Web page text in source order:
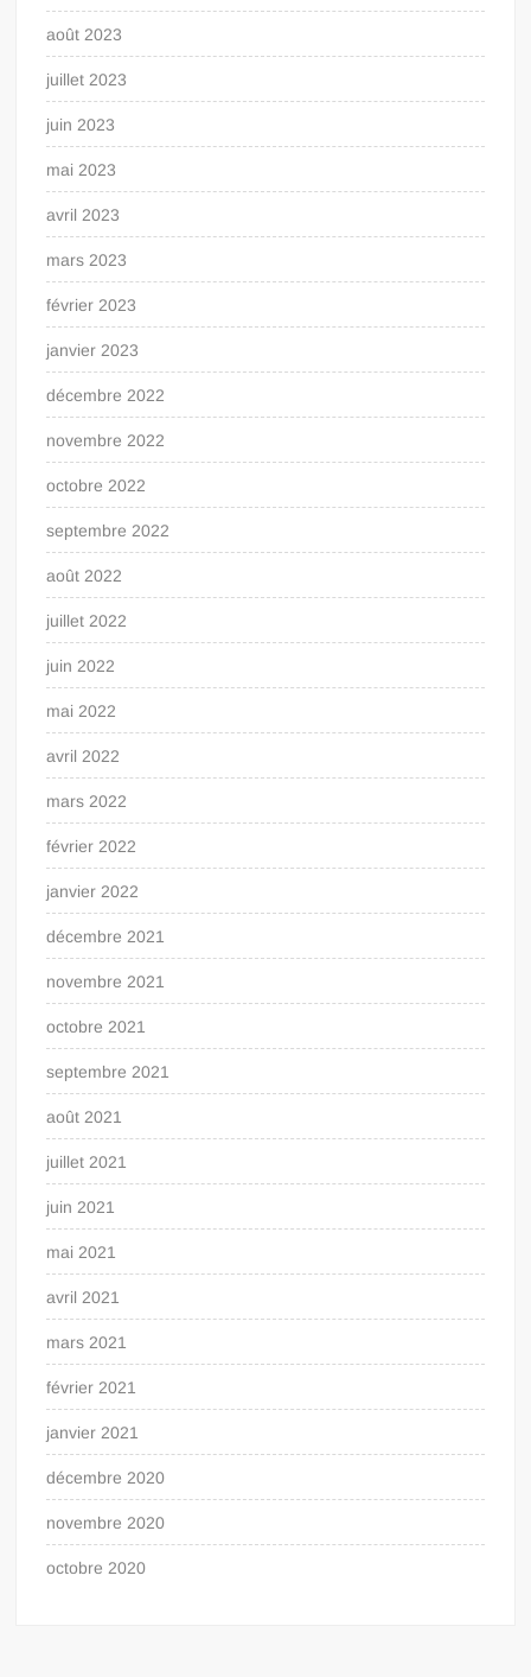
août 2023
juillet 2023
juin 2023
mai 2023
avril 2023
mars 2023
février 2023
janvier 2023
décembre 2022
novembre 2022
octobre 2022
septembre 2022
août 2022
juillet 2022
juin 2022
mai 2022
avril 2022
mars 2022
février 2022
janvier 2022
décembre 2021
novembre 2021
octobre 2021
septembre 2021
août 2021
juillet 2021
juin 2021
mai 2021
avril 2021
mars 2021
février 2021
janvier 2021
décembre 2020
novembre 2020
octobre 2020